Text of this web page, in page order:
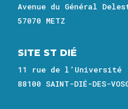
Avenue du Général
57070 METZ
SITE ST DIÉ
11 rue de l’Université
88100 SAINT-DIÉ-DES-